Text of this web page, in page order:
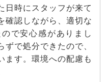
日時にスタッフが来て
確認しながら、適切な
で安心感がありまし
ずで処分できたので、
ます。環境への配慮も